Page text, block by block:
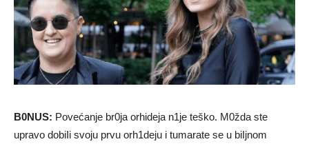
B0NUS: Povećanje br0ja orhideja n1je teško. M0žda ste
upravo dobiIi svoju prvu orh1deju i tumarate se u biIjnom